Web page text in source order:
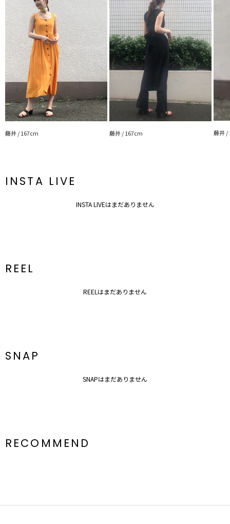
藤井 / 167cm 藤井 / 167cm 藤井 /
INSTA LIVE
INSTA LIVEはまだありません
REEL
REELはまだありません
SNAP
SNAPはまだありません
RECOMMEND